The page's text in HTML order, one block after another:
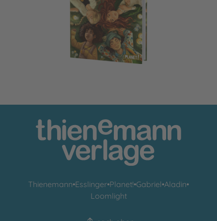
Ein Mädchen namens Willow: Mein Willow-Freundebuch
Thienemann•Esslinger•Planet!•Gabriel•Aladin•
Loomlight